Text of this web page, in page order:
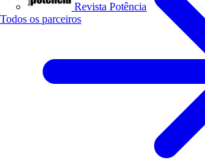
Revista Potência
Todos os parceiros